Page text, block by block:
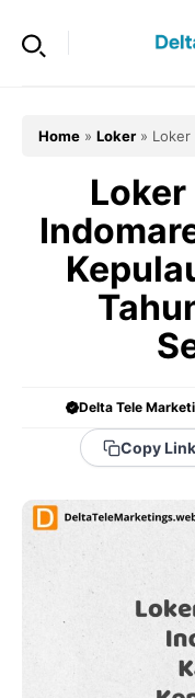
Home » Loker » Loker
Delta Tele
Copy Link